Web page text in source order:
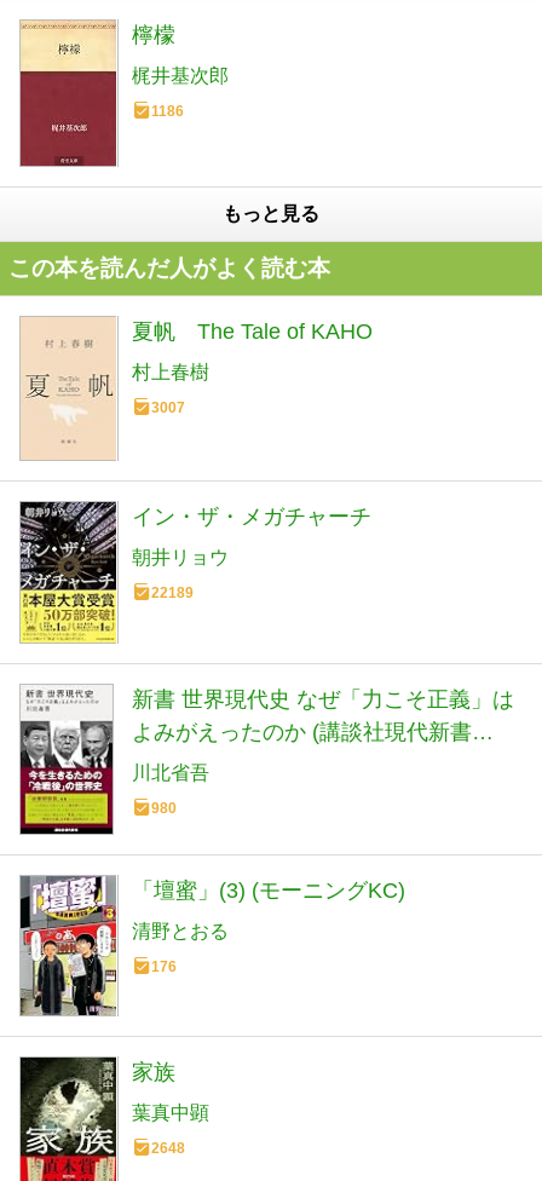
檸檬
梶井基次郎
1186
もっと見る
この本を読んだ人がよく読む本
夏帆 The Tale of KAHO
村上春樹
3007
イン・ザ・メガチャーチ
朝井リョウ
22189
新書 世界現代史 なぜ「力こそ正義」は
よみがえったのか (講談社現代新書
2798)
川北省吾
980
「壇蜜」(3) (モーニングKC)
清野とおる
176
家族
葉真中顕
2648